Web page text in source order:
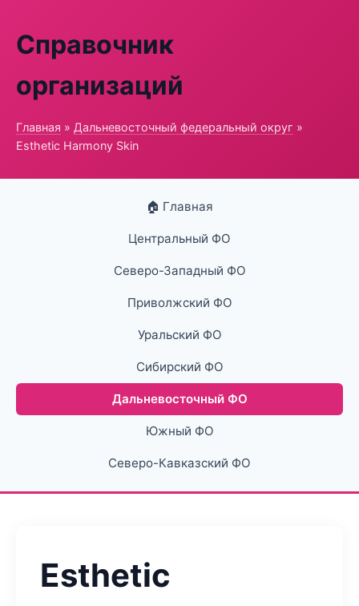
Справочник
организаций
Главная » Дальневосточный федеральный округ »
Esthetic Harmony Skin
🏠 Главная
Центральный ФО
Северо-Западный ФО
Приволжский ФО
Уральский ФО
Сибирский ФО
Дальневосточный ФО
Южный ФО
Северо-Кавказский ФО
Esthetic